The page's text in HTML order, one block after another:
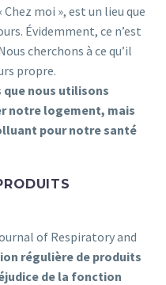
moi », est un lieu que
Évidemment, ce n’est
cherchons à ce qu’il
propre.
nous utilisons
notre logement, mais
pour notre santé
of Respiratory and
régulière de produits
de la fonction